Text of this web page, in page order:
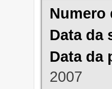
Numero
Data da
Data da
2007